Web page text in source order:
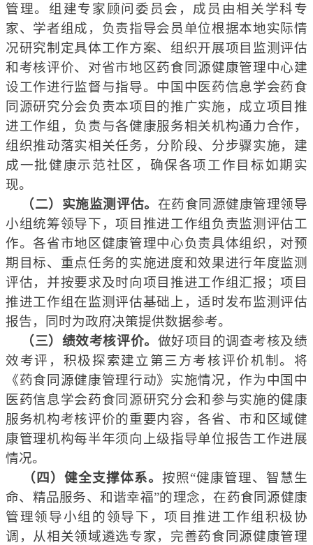
管理。 组建专家顾问委员会，成员由相关学科专
家、学者组成，负责指导会员单位根据本地实际情
况研究制定具体工作方案、 组织开展项目 监测评估
和考核评价、对省市地区药食同源健康管理中心建
设工作进行监督与指导。 中国中医药信息学会药食
同源研究分会负责本项目的推广实施， 成立项目推
进工作组，负责与各健康服务相关机构通力合作 ，
组织推动落实相关任务 ， 分阶段、分步骤实施，建
成一批健康示范社区 ，确保各项工作目标如期实
现。
（二）实施监测评估。 在药食同源健康管理领导
小组统筹领导下 ，项目推进工作组负责监测评估工
作。各省市地区健康管理中心负责具体组织 ， 对预
期目标、重点任务的实施进度和效果进行年度监测
评估， 并按要求及时向项目推进工作组汇报；项目
推进工作组在监测评估基础上，适时发布监测评估
报告，同时为政府决策提供数据参考。
（三）绩效考核评价。 做好项目的调查考核及绩
效考评，积极探索建立第三方考核评价机制。 将
《药食同源健康管理行动》实施情况 ， 作为中国中
医药信息学会药食同源研究分会和参与实施的健康
服务机构考核评价的重要内容，各省、市和区域健
康管理机构每半年须向 上级指导单位报告工作进展
情况。
（四）健全支撑体系。 按照“健康管理、智慧生
命、精品服务、和谐幸福”的理念， 在药食同源健康
管理领导小组的领导下，项目推进工作组积极协
调， 从相关领域遴选专家，完善药食同源健康管理